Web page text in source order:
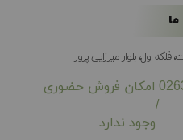
اول، بلوار میرزایی پرور
/
امکان فروش حضوری
وجود ندارد